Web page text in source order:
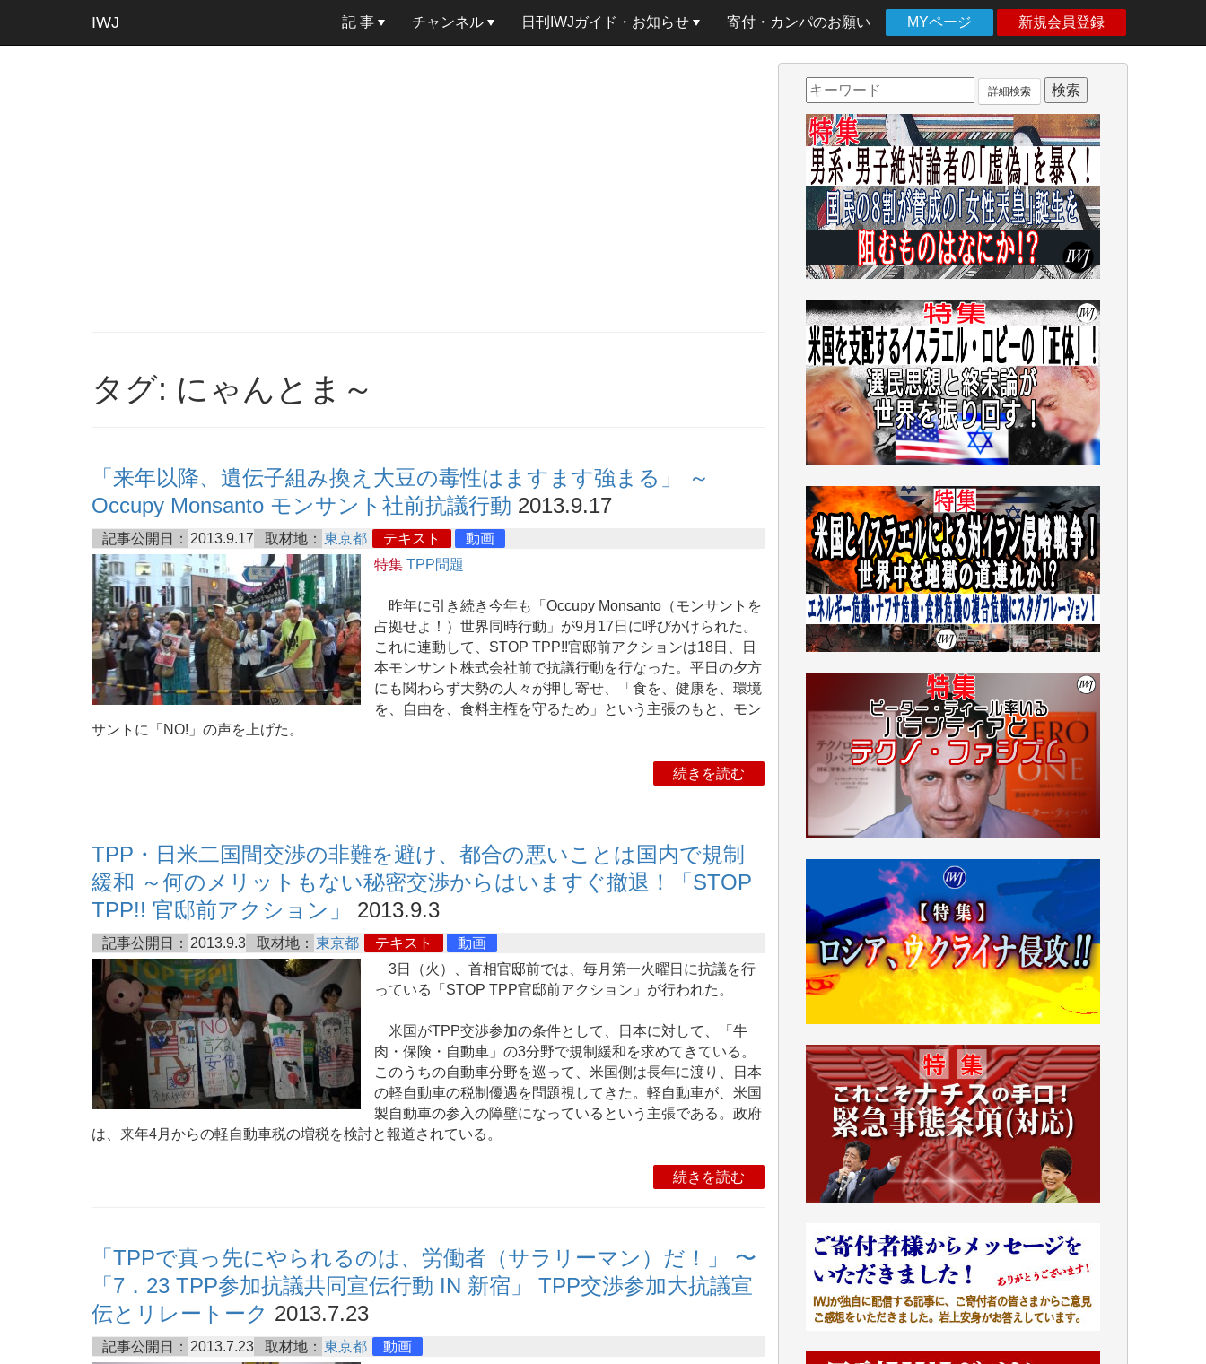
IWJ 記 事 チャンネル 日刊IWJガイド・お知らせ 寄付・カンパのお願い MYページ 新規会員登録
タグ: にゃんとま～
「来年以降、遺伝子組み換え大豆の毒性はますます強まる」 ～
Occupy Monsanto モンサント社前抗議行動 2013.9.17
記事公開日： 2013.9.17 取材地： 東京都 テキスト
動画
特集 TPP問題
昨年に引き続き今年も「Occupy Monsanto（モンサントを
占拠せよ！）世界同時行動」が9月17日に呼びかけられた。
これに連動して、STOP TPP!!官邸前アクションは18日、日
本モンサント株式会社前で抗議行動を行なった。平日の夕方
にも関わらず大勢の人々が押し寄せ、「食を、健康を、環境
を、自由を、食料主権を守るため」という主張のもと、モン
サントに「NO!」の声を上げた。
続きを読む
TPP・日米二国間交渉の非難を避け、都合の悪いことは国内で規制
緩和 ～何のメリットもない秘密交渉からはいますぐ撤退！「STOP
TPP!! 官邸前アクション」
2013.9.3
記事公開日： 2013.9.3 取材地： 東京都 テキスト
動画
3日（火）、首相官邸前では、毎月第一火曜日に抗議を行
っている「STOP TPP官邸前アクション」が行われた。
米国がTPP交渉参加の条件として、日本に対して、「牛
肉・保険・自動車」の3分野で規制緩和を求めてきている。
このうちの自動車分野を巡って、米国側は長年に渡り、日本
の軽自動車の税制優遇を問題視してきた。軽自動車が、米国
製自動車の参入の障壁になっているという主張である。政府
は、来年4月からの軽自動車税の増税を検討と報道されている。
続きを読む
「TPPで真っ先にやられるのは、労働者（サラリーマン）だ！」 〜
「7．23 TPP参加抗議共同宣伝行動 IN 新宿」 TPP交渉参加大抗議宣
伝とリレートーク 2013.7.23
記事公開日： 2013.7.23 取材地： 東京都
動画
詳細検索